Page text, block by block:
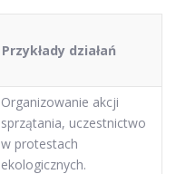
Przykłady działań
Organizowanie akcji
sprzątania, uczestnictwo
w protestach
ekologicznych.